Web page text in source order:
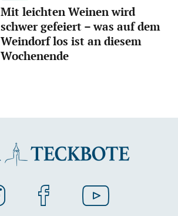
Mit leichten Weinen wird
schwer gefeiert – was auf dem
Weindorf los ist an diesem
Wochenende